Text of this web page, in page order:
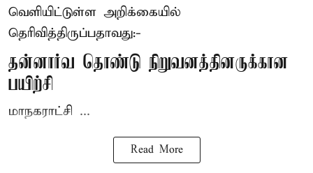
வெளியிட்டுள்ள அறிக்கையில்
தெரிவித்திருப்பதாவது:-
தன்னார்வ தொண்டு நிறுவனத்தினருக்கான
பயிற்சி
மாநகராட்சி ...
Read More